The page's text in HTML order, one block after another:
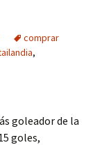
comprar
,
goleador de la
goles,